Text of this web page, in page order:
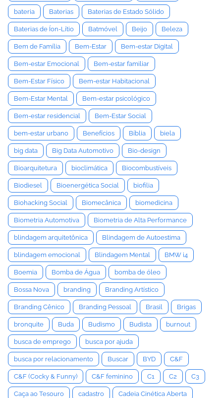
bateria Baterias Baterias de Estado Sólido
Baterias de Íon-Lítio Batmóvel Beijo Beleza
Bem de Família Bem-Estar Bem-estar Digital
Bem-estar Emocional Bem-estar familiar
Bem-Estar Físico Bem-estar Habitacional
Bem-Estar Mental Bem-estar psicológico
Bem-estar residencial Bem-Estar Social
bem-estar urbano Benefícios Bíblia biela
big data Big Data Automotivo Bio-design
Bioarquitetura bioclimática Biocombustíveis
Biodiesel Bioenergética Social biofilia
Biohacking Social Biomecânica biomedicina
Biometria Automotiva Biometria de Alta Performance
blindagem arquitetônica Blindagem de Autoestima
blindagem emocional Blindagem Mental BMW i4
Boemia Bomba de Água bomba de óleo
Bossa Nova branding Branding Artístico
Branding Cênico Branding Pessoal Brasil Brigas
bronquite Buda Budismo Budista burnout
busca de emprego busca por ajuda
busca por relacionamento Buscar BYD C&F
C&F (Cocky & Funny) C&F feminino C1 C2 C3
Caça ao Tesouro cadastro Cadeia Cinética Aberta